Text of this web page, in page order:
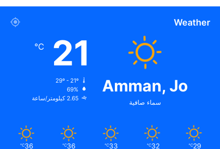
Weather
Amman, Jo
سماء صافية
21
℃
69%
2.65 كيلومتر/ساعة
29
℃
32
℃
33
℃
36
℃
36
℃